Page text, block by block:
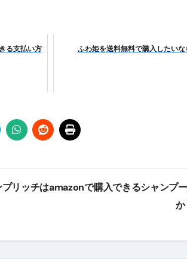
ネスの信用を築く――そのすべての起点
そ買い時！ゲーミングPC・高性能BTO
モバイル「Fitプラン」完全ガイド
ルが“セット割”で最安級！ スカイマ
何をするサイトか”が一目で伝
る効果まとめ】#梅干し #ダイエット
る支払い方
ふわ姫を送料無料で購入したいな
プリッチはamazonで購入できるシャンプ
か